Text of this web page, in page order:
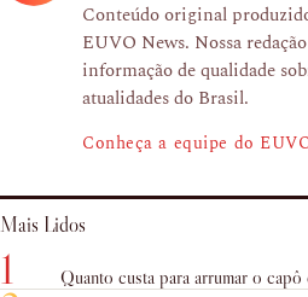
Conteúdo original
EUVO News. Nossa
informação de qualidade
atualidades do Brasil.
Conheça a equipe do
Mais Lidos
1 Quanto custa para arrumar o